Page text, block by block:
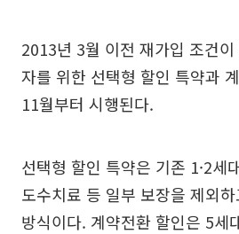
2013년 3월 이전 재가입 조건
자를 위한 선택형 할인 특약과
11월부터 시행된다.
선택형 할인 특약은 기존 1·2세
도수치료 등 일부 보장을 제외
방식이다. 계약전환 할인은 5세